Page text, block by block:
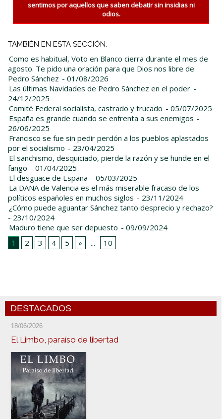
sentimos por aquellos que saben debatir sin insidias ni
odios.
TAMBIÉN EN ESTA SECCIÓN:
Como es habitual, Voto en Blanco cierra durante el mes de
agosto. Te pido una oración para que Dios nos libre de
Pedro Sánchez - 01/08/2026
Las últimas Navidades de Pedro Sánchez en el poder -
24/12/2025
Comité Federal socialista, castrado y trucado - 05/07/2025
España es grande cuando se enfrenta a sus enemigos -
26/06/2025
Francisco se fue sin pedir perdón a los pueblos aplastados
por el socialismo - 23/04/2025
El sanchismo, desquiciado, pierde la razón y se hunde en el
fango - 01/04/2025
El desguace de España - 05/03/2025
La DANA de Valencia es el más miserable fracaso de los
políticos españoles en muchos siglos - 23/11/2024
¿Cómo puede aguantar Sánchez tanto desprecio y rechazo?
- 23/10/2024
Maduro tiene que ser depuesto - 09/09/2024
1
2 3 4 5 » ... 10
DESTACADOS
18/06/2026
El Limbo, paraíso de libertad